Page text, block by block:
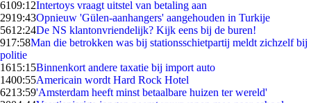
6109:12Intertoys vraagt uitstel van betaling aan
2919:43Opnieuw 'Gülen-aanhangers' aangehouden in Turkije
5612:24De NS klantonvriendelijk? Kijk eens bij de buren!
917:58Man die betrokken was bij stationsschietpartij meldt zichzelf bij
politie
1615:15Binnenkort andere taxatie bij import auto
1400:55Americain wordt Hard Rock Hotel
6213:59'Amsterdam heeft minst betaalbare huizen ter wereld'